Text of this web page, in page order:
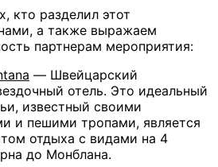
кто разделил этот
а также выражаем
партнерам мероприятия:
— Швейцарский
отель. Это идеальный
известный своими
и пешими тропами, является
отдыха с видами на 4
до Монблана.